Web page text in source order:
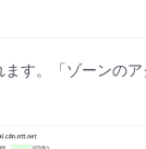
す。「ゾーンの